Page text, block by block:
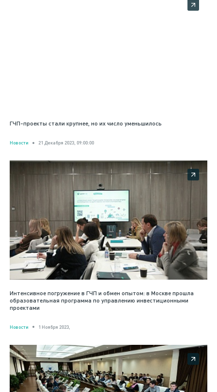
ГЧП-проекты стали крупнее, но их число уменьшилось
Новости 21 Декабря 2023, 09:00:00
Интенсивное погружение в ГЧП и обмен опытом: в Москве прошла
образовательная программа по управлению инвестиционными
проектами
Новости 1 Ноября 2023,